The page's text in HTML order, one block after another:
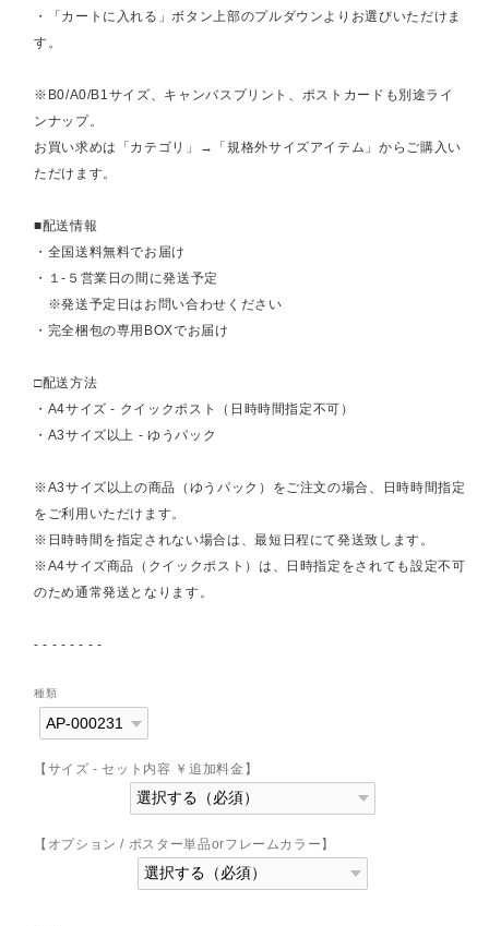
・「カートに入れる」ボタン上部のプルダウンよりお選びいただけま
す。
※B0/A0/B1サイズ、キャンバスプリント、ポストカードも別途ライ
ンナップ。
お買い求めは「カテゴリ」→「規格外サイズアイテム」からご購入い
ただけます。
■配送情報
・全国送料無料でお届け
・１-５営業日の間に発送予定
※発送予定日はお問い合わせください
・完全梱包の専用BOXでお届け
□配送方法
・A4サイズ - クイックポスト（日時時間指定不可）
・A3サイズ以上 - ゆうパック
※A3サイズ以上の商品（ゆうパック）をご注文の場合、日時時間指定
をご利用いただけます。
※日時時間を指定されない場合は、最短日程にて発送致します。
※A4サイズ商品（クイックポスト）は、日時指定をされても設定不可
のため通常発送となります。
- - - - - - - -
種類
【サイズ - セット内容 ￥追加料金】
【オプション / ポスター単品orフレームカラー】